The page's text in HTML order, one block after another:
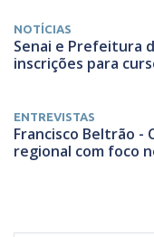
NOTÍCIAS
Senai e Prefeitura
inscrições para
ENTREVISTAS
Francisco Beltrão -
regional com foco